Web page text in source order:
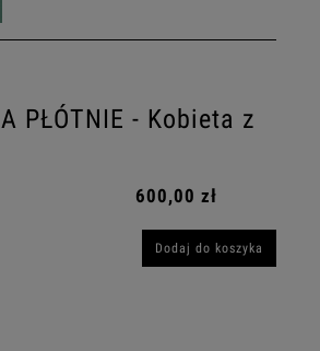
PŁÓTNIE - Kobieta z
600,00 zł
Dodaj do koszyka